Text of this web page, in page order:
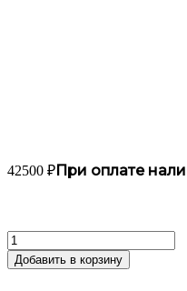
42500 ₽При оплате
Количество
товара
Стайлер
Добавить в корзину